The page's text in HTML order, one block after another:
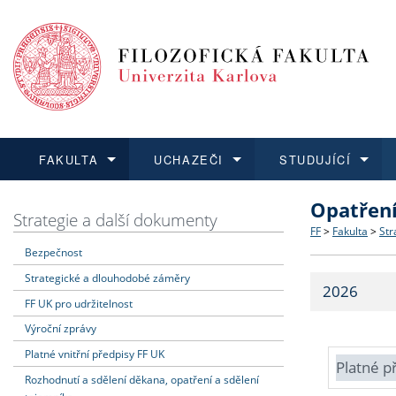
FAKULTA
Dozvědět se více
Struktura
Strategie
Fakultní
UCHAZEČI
Podat přihlášku
Co
Učitelské
STUDUJÍCÍ
Dozvědět se více
Dozvědět se více
O vědě a
Dozvědět se více
Aktuální
Strategie a další dokumenty
Bezpečnost
Strategické a dlouhodobé záměry
FF UK pro udržitelnost
Výroční zprávy
Platné vnitřní předpisy FF UK
Rozhodnutí a sdělení děkana, opatření a sdělení
FF > Fakulta >
2026
Platné